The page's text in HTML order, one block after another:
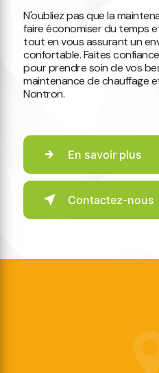
N'oubliez pas que la
faire économiser du temps
tout en vous assurant un
confortable. Faites
pour prendre soin de vos
maintenance de chauffage
Nontron.
En savoir plus
Contactez-nous